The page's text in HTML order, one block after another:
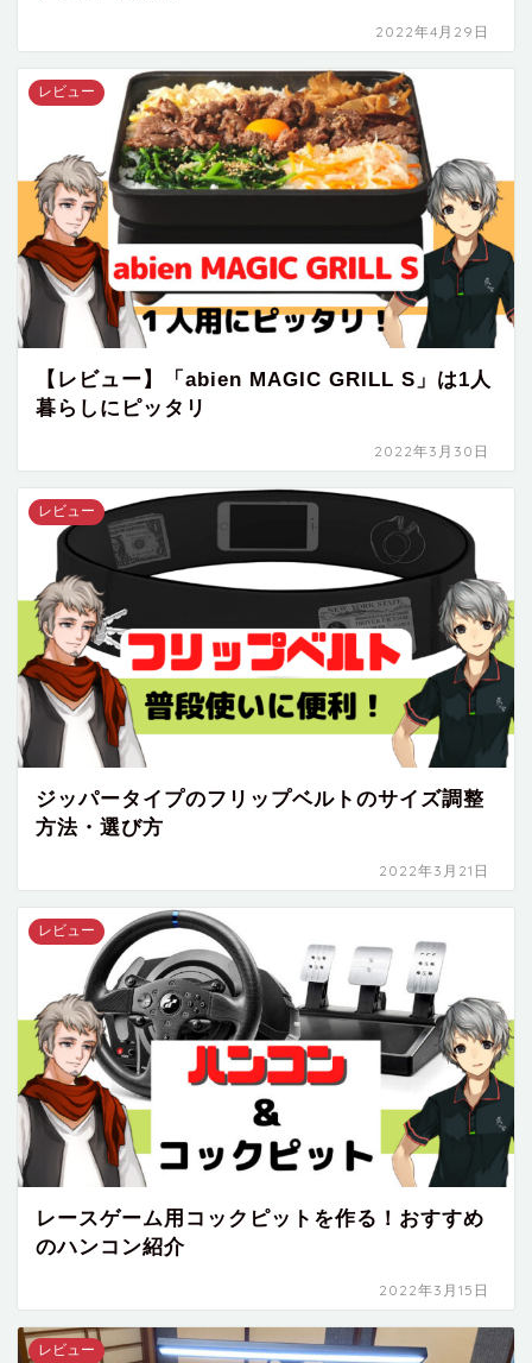
2022年4月29日
レビュー
【レビュー】「abien MAGIC GRILL S」は1人
暮らしにピッタリ
2022年3月30日
レビュー
ジッパータイプのフリップベルトのサイズ調整
方法・選び方
2022年3月21日
レビュー
レースゲーム用コックピットを作る！おすすめ
のハンコン紹介
2022年3月15日
レビュー